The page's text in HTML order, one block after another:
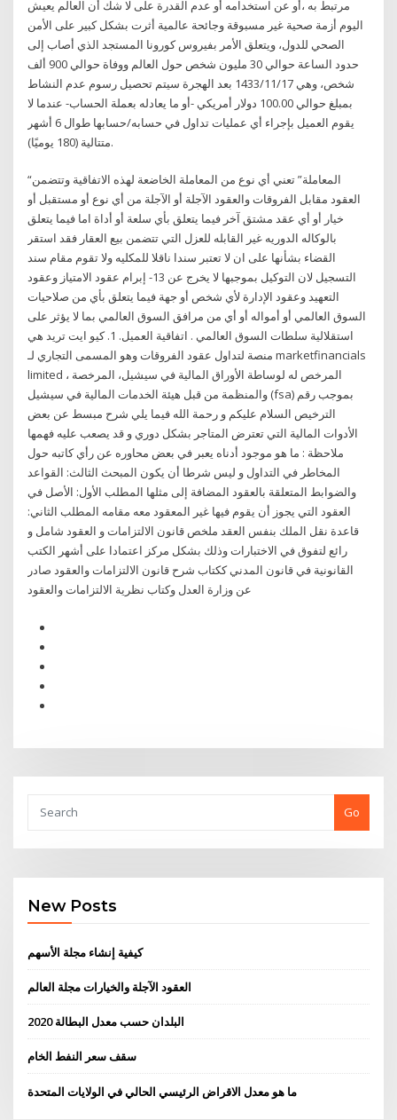
مرتبط به ،أو عن استخدامه أو عدم القدرة على لا شك أن العالم يعيش
اليوم أزمة صحية غير مسبوقة وجائحة عالمية أثرت بشكل كبير على الأمن
الصحي للدول، ويتعلق الأمر بفيروس كورونا المستجد الذي أصاب إلى
حدود الساعة حوالي 30 مليون شخص حول العالم ووفاة حوالي 900 ألف
شخص، وهي 17‏‏/11‏‏/1433 بعد الهجرة سيتم تحصيل رسوم عدم النشاط
بمبلغ حوالي 100.00 دولار أمريكي -أو ما يعادله بعملة الحساب- عندما لا
يقوم العميل بإجراء أي عمليات تداول في حسابه/حسابها طوال 6 أشهر
متتالية (180 يوميًا).
“المعاملة” تعني أي نوع من المعاملة الخاضعة لهذه الاتفاقية وتتضمن
العقود مقابل الفروقات والعقود الآجلة أو الآجلة من أي نوع أو مستقبل أو
خيار أو أي عقد مشتق آخر فيما يتعلق بأي سلعة أو أداة اما فيما يتعلق
بالوكاله الدوريه غير القابله للعزل التي تتضمن بيع العقار فقد استقر
القضاء بشأنها على ان لا تعتبر سندا ناقلا للمكليه ولا تقوم مقام سند
التسجيل لان التوكيل بموجبها لا يخرج عن 13- إبرام عقود الامتياز وعقود
التعهيد وعقود الإدارة لأي شخص أو جهة فيما يتعلق بأي من صلاحيات
السوق العالمي أو أمواله أو أي من مرافق السوق العالمي بما لا يؤثر على
استقلالية سلطات السوق العالمي . اتفاقية العميل. 1. كيو ايت تريد هي
منصة لتداول عقود الفروقات وهو المسمى التجاري لـ marketfinancials
limited ، المرخص له لوساطة الأوراق المالية في سيشيل، المرخصة
والمنظمة من قبل هيئة الخدمات المالية في سيشيل (fsa) بموجب رقم
الترخيص السلام عليكم و رحمة الله فيما يلي شرح مبسط عن بعض
الأدوات المالية التي تعترض المتاجر بشكل دوري و قد يصعب عليه فهمها
ملاحظة : ما هو موجود أدناه يعبر في بعض محاوره عن رأي كاتبه حول
المخاطر في التداول و ليس شرطا أن يكون المبحث الثالث: القواعد
والضوابط المتعلقة بالعقود المضافة إلى مثلها المطلب الأول: الأصل في
العقود التي يجوز أن يقوم فيها غير المعقود معه مقامه المطلب الثاني:
قاعدة نقل الملك بنفس العقد ملخص قانون الالتزامات و العقود شامل و
رائع لتفوق في الاختبارات وذلك بشكل مركز اعتمادا على أشهر الكتب
القانونية في قانون المدني ككتاب شرح قانون الالتزامات والعقود صادر
عن وزارة العدل وكتاب نظرية الالتزامات والعقود
Go
New Posts
كيفية إنشاء مجلة الأسهم
العقود الآجلة والخيارات مجلة العالم
البلدان حسب معدل البطالة 2020
سقف سعر النفط الخام
ما هو معدل الاقراض الرئيسي الحالي في الولايات المتحدة